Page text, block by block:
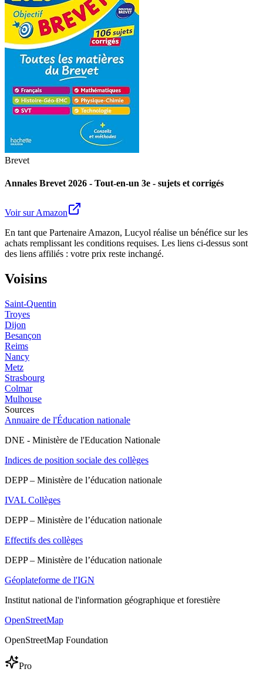
Brevet
Annales Brevet 2026 - Tout-en-un 3e - sujets et corrigés
Voir sur Amazon
En tant que Partenaire Amazon, Lucyol réalise un bénéfice sur les
achats remplissant les conditions requises. Les liens ci-dessus sont
des liens affiliés : votre prix reste inchangé.
Voisins
Saint-Quentin
Troyes
Dijon
Besançon
Reims
Nancy
Metz
Strasbourg
Colmar
Mulhouse
Sources
Annuaire de l'Éducation nationale
DNE - Ministère de l'Education Nationale
Indices de position sociale des collèges
DEPP – Ministère de l’éducation nationale
IVAL Collèges
DEPP – Ministère de l’éducation nationale
Effectifs des collèges
DEPP – Ministère de l’éducation nationale
Géoplateforme de l'IGN
Institut national de l'information géographique et forestière
OpenStreetMap
OpenStreetMap Foundation
Pro